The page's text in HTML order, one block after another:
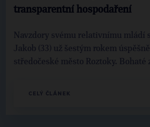
transparentní hospodaření
Navzdory svému relativnímu mládí
Jakob (33) už šestým rokem
středočeské město Roztoky. Bohaté
CELÝ ČLÁNEK